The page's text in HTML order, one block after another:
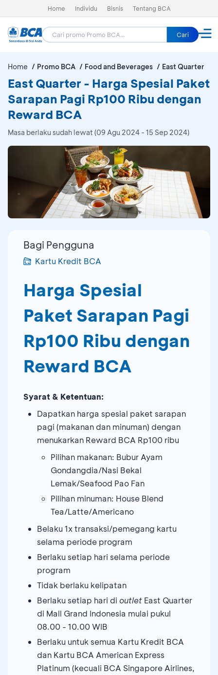
Home Individu Bisnis Tentang BCA
Cari
Home Promo BCA Food and Beverages East Quarter
East Quarter - Harga Spesial Paket
Sarapan Pagi Rp100 Ribu dengan
Reward BCA
Masa berlaku sudah lewat (09 Agu 2024 - 15 Sep 2024)
Bagi Pengguna
Kartu Kredit BCA
Harga Spesial
Paket Sarapan Pagi
Rp100 Ribu dengan
Reward BCA
Syarat & Ketentuan:
Dapatkan harga spesial paket sarapan
pagi (makanan dan minuman) dengan
menukarkan Reward BCA Rp100 ribu
Pilihan makanan: Bubur Ayam
Gondangdia/Nasi Bekal
Lemak/Seafood Pao Fan
Pilihan minuman: House Blend
Tea/Latte/Americano
Belaku 1x transaksi/pemegang kartu
selama periode program
Berlaku setiap hari selama periode
program
Tidak berlaku kelipatan
Berlaku setiap hari di outlet East Quarter
di Mall Grand Indonesia mulai pukul
08.00 - 10.00 WIB
Berlaku untuk semua Kartu Kredit BCA
dan Kartu BCA American Express
Platinum (kecuali BCA Singapore Airlines,